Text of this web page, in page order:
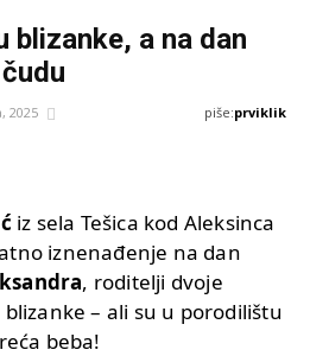
blizanke, a na dan
2025 piše:prviklik
iz sela Tešica kod Aleksinca
iznenađenje na dan
, roditelji dvoje
– ali su u porodilištu
beba!